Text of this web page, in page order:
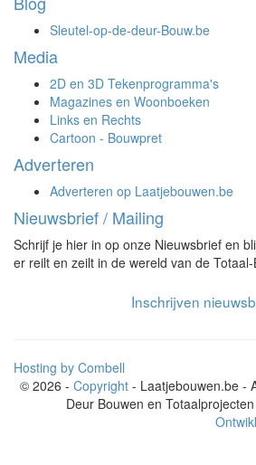
Sleutel-op-de-deur-Bouw.be
Media
2D en 3D Tekenprogramma's
Magazines en Woonboeken
Links en Rechts
Cartoon - Bouwpret
Adverteren
Adverteren op Laatjebouwen.be
Nieuwsbrief / Mailing
Schrijf je hier in op onze Nieuwsbrief en
er reilt en zeilt in de wereld van de Totaal-
Inschrijven
Hosting by Combell
© 2026 - Copyright - Laatjebouwen.be -
Deur Bouwen en